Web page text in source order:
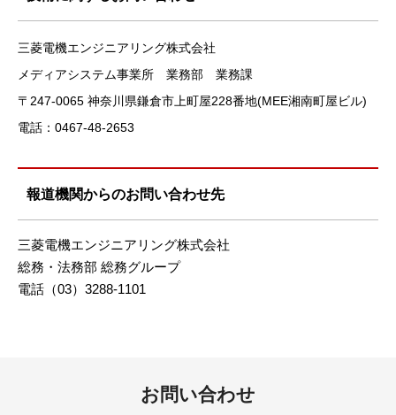
三菱電機エンジニアリング株式会社
メディアシステム事業所 業務部 業務課
〒247-0065 神奈川県鎌倉市上町屋228番地(MEE湘南町屋ビル)
電話：0467-48-2653
報道機関からのお問い合わせ先
三菱電機エンジニアリング株式会社
総務・法務部 総務グループ
電話（03）3288-1101
お問い合わせ